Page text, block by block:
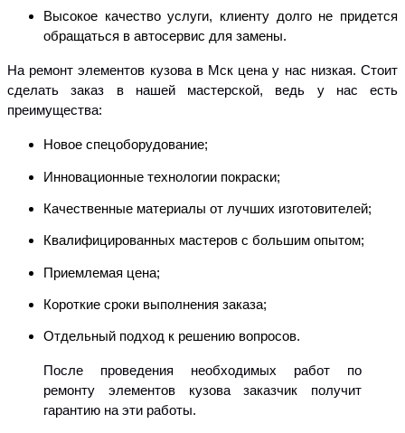
Высокое качество услуги, клиенту долго не придется
обращаться в автосервис для замены.
На ремонт элементов кузова в Мск цена у нас низкая. Стоит
сделать заказ в нашей мастерской, ведь у нас есть
преимущества:
Новое спецоборудование;
Инновационные технологии покраски;
Качественные материалы от лучших изготовителей;
Квалифицированных мастеров с большим опытом;
Приемлемая цена;
Короткие сроки выполнения заказа;
Отдельный подход к решению вопросов.
После проведения необходимых работ по
ремонту элементов кузова заказчик получит
гарантию на эти работы.